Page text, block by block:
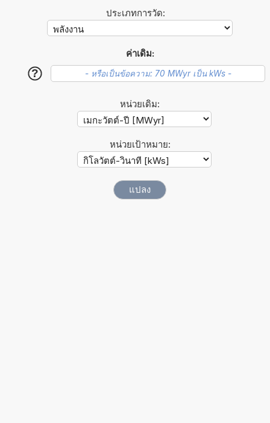
ประเภทการวัด:
ค่าเดิม:
?
หน่วยเดิม:
หน่วยเป้าหมาย: